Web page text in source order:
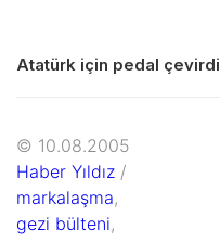
Atatürk için pedal
© 10.08.2005
Haber Yıldız /
markalaşma,
gezi bülteni,